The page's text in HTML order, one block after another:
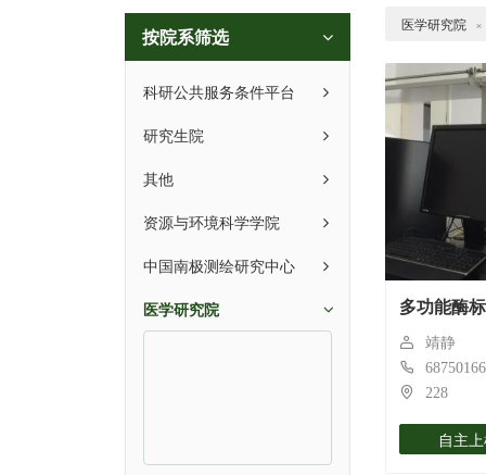
按院系筛选
科研公共服务条件平台
研究生院
其他
资源与环境科学学院
中国南极测绘研究中心
医学研究院
医学研究院 ×
多功能酶
靖静
68750166
228
自主